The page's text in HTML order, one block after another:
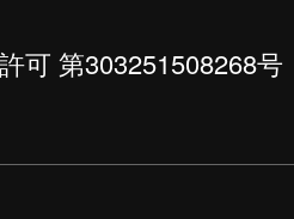
可 第303251508268号